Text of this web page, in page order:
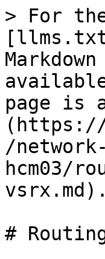
> For
page is
(https://
/
hcm03/
vsrx.md).
#